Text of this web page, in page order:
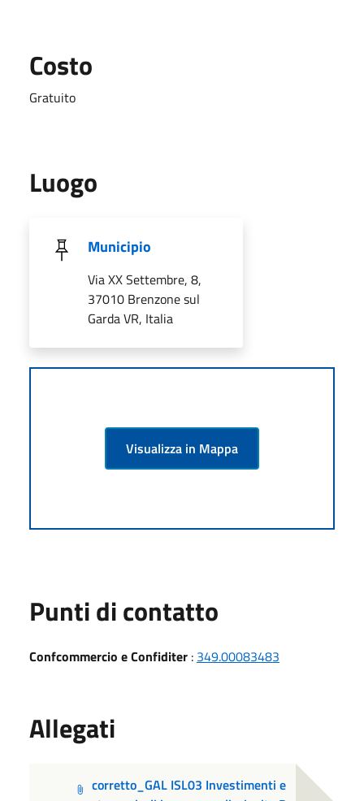
Costo
Gratuito
Luogo
Municipio
Via XX Settembre, 8,
37010 Brenzone sul
Garda VR, Italia
Visualizza in Mappa
Punti di contatto
Confcommercio e Confiditer : 349.00083483
Allegati
corretto_GAL ISL03 Investimenti e